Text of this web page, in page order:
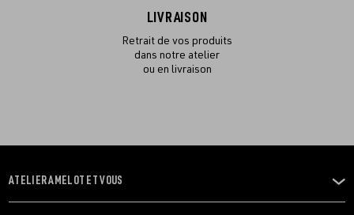
LIVRAISON
Retrait de vos produits
dans notre atelier
ou en livraison
OUVRIR
LE
ATELIER AMELOT ET VOUS